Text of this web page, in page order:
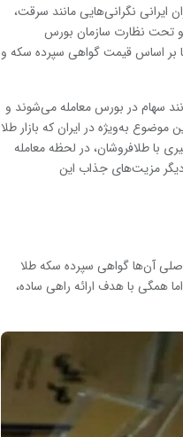
نگرانی‌هایی مانند سرقت،
و تحت نظارت سازمان بورس
اساس قیمت گواهی سپرده سکه و
سهام در بورس معامله می‌شوند و
به‌ویژه در ایران که بازار طلا
با طلافروشان، در لحظه معامله
مزیت‌های جذاب این
آن‌ها گواهی سپرده سکه طلا
همگی با هدف ارائه راهی ساده،